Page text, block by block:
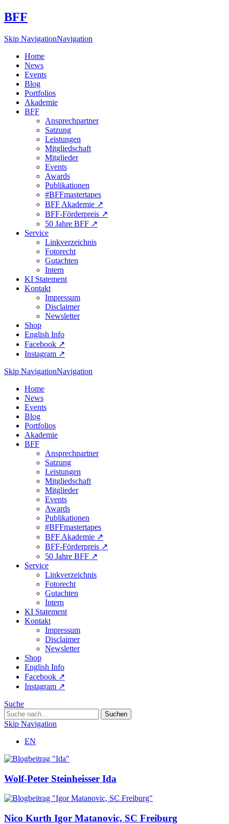
BFF
Skip NavigationNavigation
Home
News
Events
Blog
Portfolios
Akademie
BFF
Ansprechpartner
Satzung
Leistungen
Mitgliedschaft
Mitglieder
Events
Awards
Publikationen
#BFFmastertapes
BFF Akademie ↗︎
BFF-Förderpreis ↗︎
50 Jahre BFF ↗︎
Service
Linkverzeichnis
Fotorecht
Gutachten
Intern
KI Statement
Kontakt
Impressum
Disclaimer
Newsletter
Shop
English Info
Facebook ↗︎
Instagram ↗︎
Skip NavigationNavigation
Home
News
Events
Blog
Portfolios
Akademie
BFF
Ansprechpartner
Satzung
Leistungen
Mitgliedschaft
Mitglieder
Events
Awards
Publikationen
#BFFmastertapes
BFF Akademie ↗︎
BFF-Förderpreis ↗︎
50 Jahre BFF ↗︎
Service
Linkverzeichnis
Fotorecht
Gutachten
Intern
KI Statement
Kontakt
Impressum
Disclaimer
Newsletter
Shop
English Info
Facebook ↗︎
Instagram ↗︎
Suche
Skip Navigation
EN
Wolf-Peter Steinheisser Ida
Nico Kurth Igor Matanovic, SC Freiburg